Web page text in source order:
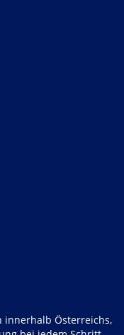
innerhalb Österreichs,